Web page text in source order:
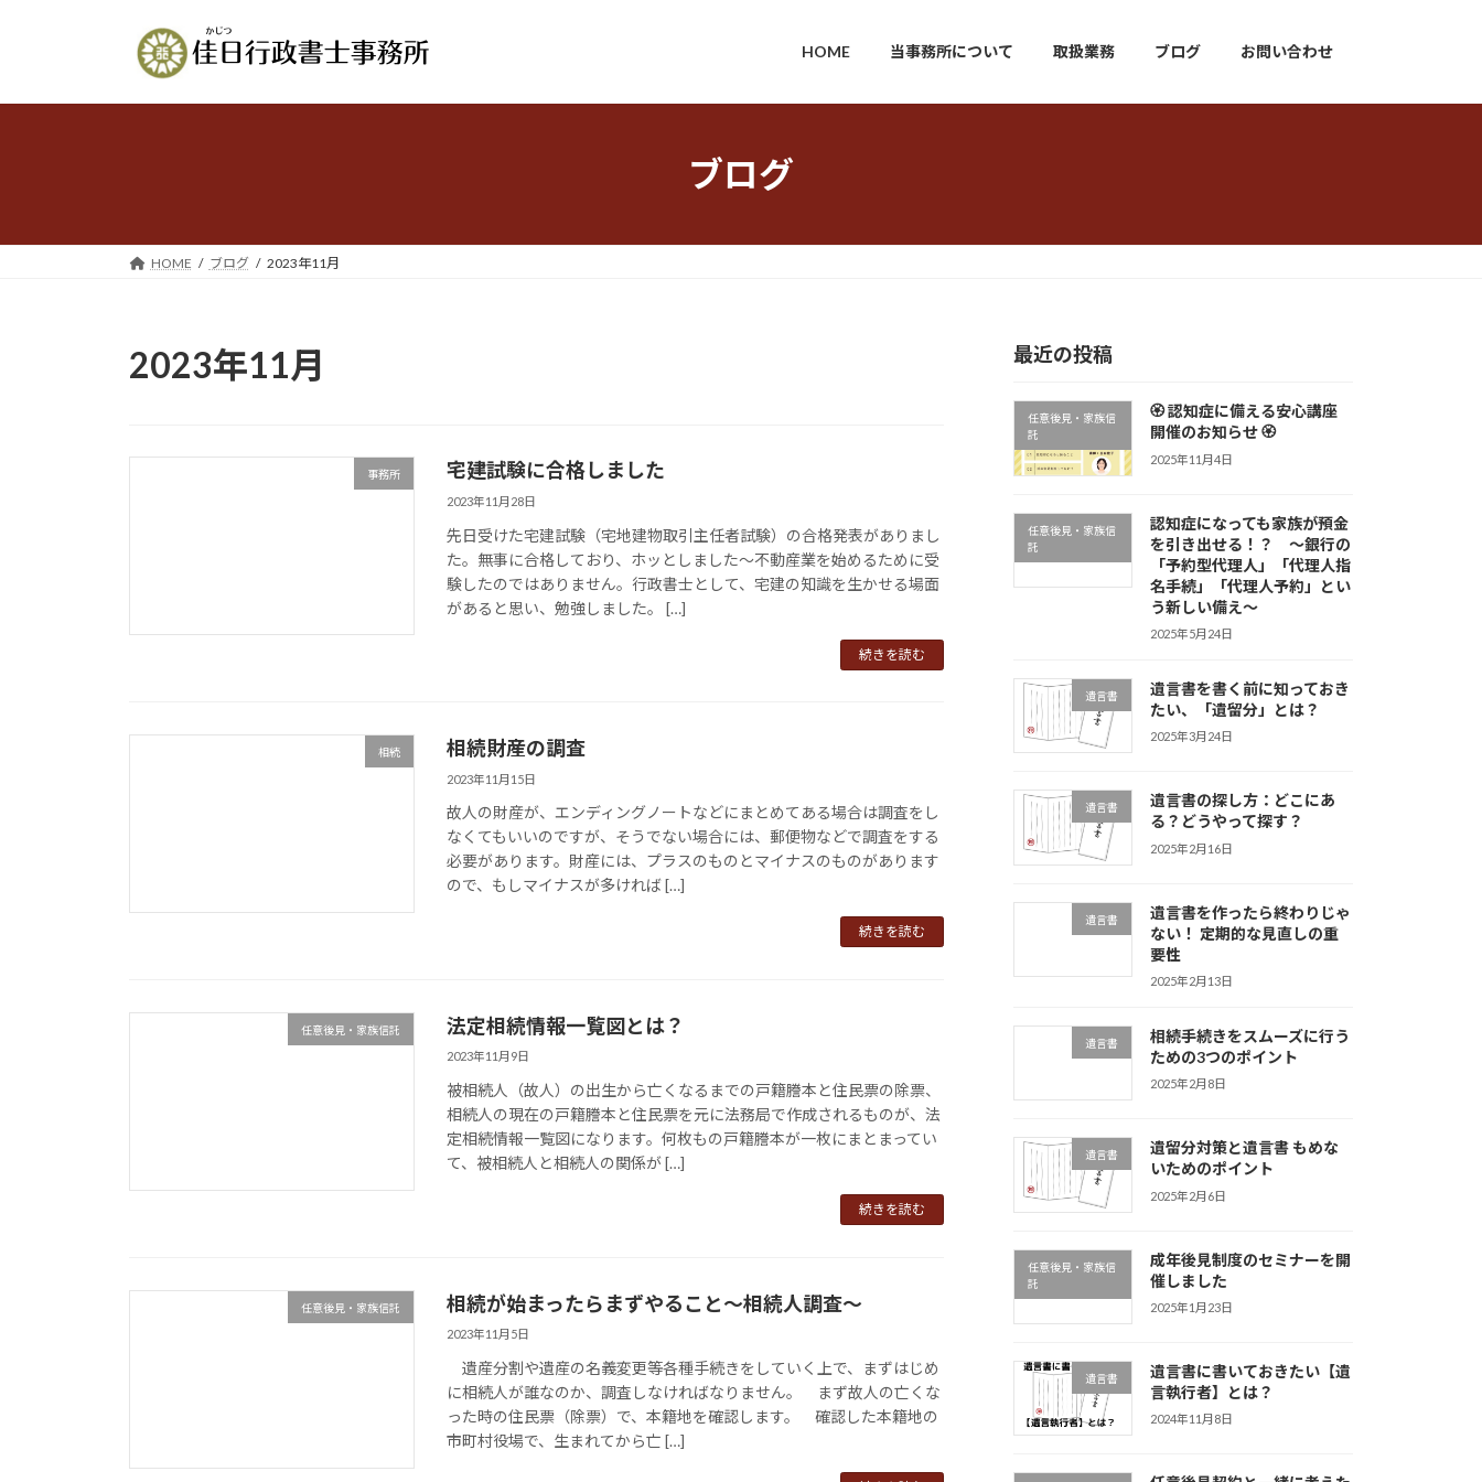
プ
動
HOME 当事務所について 取扱業務 ブログ お問い合わせ
ブログ
HOME ブログ 2023年11月
2023年11月
事務所 宅建試験に合格しました
2023年11月28日
先日受けた宅建試験（宅地建物取引主任者試験）の合格発表がありまし
た。無事に合格しており、ホッとしました～不動産業を始めるために受
験したのではありません。行政書士として、宅建の知識を生かせる場面
があると思い、勉強しました。 […]
続きを読む
相続 相続財産の調査
2023年11月15日
故人の財産が、エンディングノートなどにまとめてある場合は調査をし
なくてもいいのですが、そうでない場合には、郵便物などで調査をする
必要があります。財産には、プラスのものとマイナスのものがあります
ので、もしマイナスが多ければ […]
続きを読む
任意後見・家族信託 法定相続情報一覧図とは？
2023年11月9日
被相続人（故人）の出生から亡くなるまでの戸籍謄本と住民票の除票、
相続人の現在の戸籍謄本と住民票を元に法務局で作成されるものが、法
定相続情報一覧図になります。何枚もの戸籍謄本が一枚にまとまってい
て、被相続人と相続人の関係が […]
続きを読む
任意後見・家族信託 相続が始まったらまずやること～相続人調査～
2023年11月5日
遺産分割や遺産の名義変更等各種手続きをしていく上で、まずはじめ
に相続人が誰なのか、調査しなければなりません。 まず故人の亡くな
った時の住民票（除票）で、本籍地を確認します。 確認した本籍地の
市町村役場で、生まれてから亡 […]
最近の投稿
任意後見・家族信
託
🏵 認知症に備える安心講座
開催のお知らせ 🏵
2025年11月4日
任意後見・家族信
託
認知症になっても家族が預金
を引き出せる！？ ～銀行の
「予約型代理人」「代理人指
名手続」「代理人予約」とい
う新しい備え～
2025年5月24日
遺言書
遺言書を書く前に知っておき
たい、「遺留分」とは？
2025年3月24日
遺言書
遺言書の探し方：どこにあ
る？どうやって探す？
2025年2月16日
遺言書
遺言書を作ったら終わりじゃ
ない！ 定期的な見直しの重
要性
2025年2月13日
遺言書
相続手続きをスムーズに行う
ための3つのポイント
2025年2月8日
遺言書
遺留分対策と遺言書 もめな
いためのポイント
2025年2月6日
任意後見・家族信
託
成年後見制度のセミナーを開
催しました
2025年1月23日
遺言書
遺言書に書いておきたい【遺
言執行者】とは？
2024年11月8日